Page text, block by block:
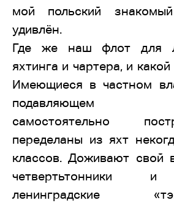
мой польский
удивлён.
Где же наш флот для
яхтинга и чартера, и
Имеющиеся в частном
подавляющем
самостоятельно
переделаны из яхт
классов. Доживают свой
четвертьтонники и
ленинградские